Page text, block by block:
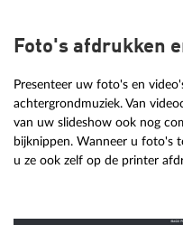
Foto's afdrukken
Presenteer uw foto's en
achtergrondmuziek. Van
van uw slideshow ook nog
bijknippen. Wanneer u foto's
u ze ook zelf op de printer